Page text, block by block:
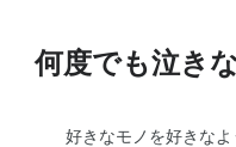
何度でも泣き
好きなモノを好きな